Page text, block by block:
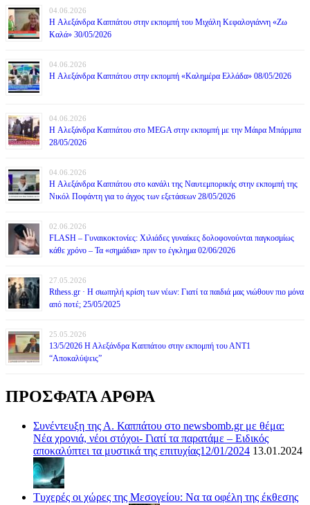
04.06.2026
H Αλεξάνδρα Καππάτου στην εκπομπή του Μιχάλη Κεφαλογιάννη «Ζω
Καλά» 30/05/2026
04.06.2026
H Αλεξάνδρα Καππάτου στην εκπομπή «Καλημέρα Ελλάδα» 08/05/2026
04.06.2026
H Αλεξάνδρα Καππάτου στο MEGA στην εκπομπή με την Μάιρα Mπάρμπα
28/05/2026
04.06.2026
H Αλεξάνδρα Καππάτου στο κανάλι της Ναυτεμπορικής στην εκπομπή της
Νικόλ Ποφάντη για το άγχος των εξετάσεων 28/05/2026
02.06.2026
FLASH – Γυναικοκτονίες: Χιλιάδες γυναίκες δολοφονούνται παγκοσμίως
κάθε χρόνο – Τα «σημάδια» πριν το έγκλημα 02/06/2026
27.05.2026
Rthess.gr · Η σιωπηλή κρίση των νέων: Γιατί τα παιδιά μας νιώθουν πιο μόνα
από ποτέ; 25/05/2025
25.05.2026
13/5/2026 Η Αλεξάνδρα Καππάτου στην εκπομπή του ΑΝΤ1
“Αποκαλύψεις”
ΠΡΟΣΦΑΤΑ ΑΡΘΡΑ
Συνέντευξη της Α. Καππάτου στο newsbomb.gr με θέμα:
Νέα χρονιά, νέοι στόχοι- Γιατί τα παρατάμε – Ειδικός
αποκαλύπτει τα μυστικά της επιτυχίας12/01/2024 13.01.2024
Τυχερές οι χώρες της Μεσογείου: Να τα οφέλη της έκθεσης